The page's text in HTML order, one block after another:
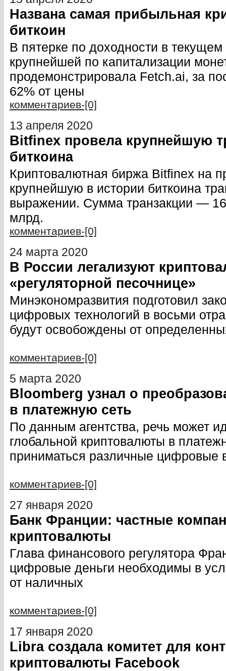
Названа самая прибыльная
биткоин
В пятерке по доходности в
крупнейшей по капитализации
продемонстрировала Fetch.ai, за
62% от цены
комментариев-[0]
13 апреля 2020
Bitfinex провела крупнейшую
биткоина
Криптовалютная биржа Bitfinex на
крупнейшую в истории биткоина
выражении. Сумма транзакции —
млрд.
комментариев-[0]
24 марта 2020
В России легализуют
«регуляторной песочнице»
Минэкономразвития подготовил
цифровых технологий в восьми
будут освобождены от
комментариев-[0]
5 марта 2020
Bloomberg узнал о
в платежную сеть
По данным агентства, речь может
глобальной криптовалюты в
приниматься различные цифровые
комментариев-[0]
27 января 2020
Банк Франции: частные
криптовалюты
Глава финансового регулятора
цифровые деньги необходимы в
от наличных
комментариев-[0]
17 января 2020
Libra создала комитет для
криптовалюты Facebook